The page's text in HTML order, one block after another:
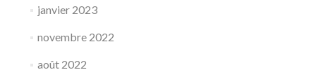
janvier 2023
novembre 2022
août 2022